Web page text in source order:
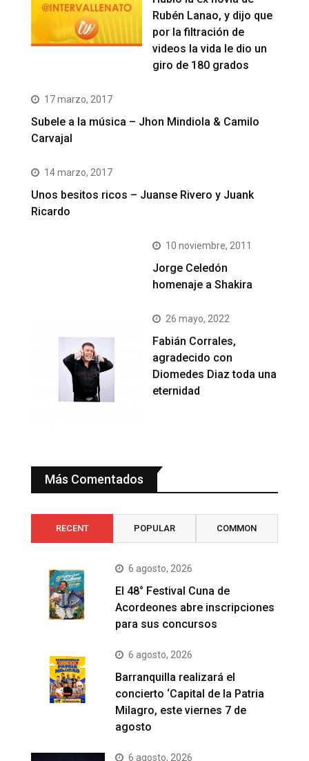
Rubén Lanao, y dijo que
por la filtración de
videos la vida le dio un
giro de 180 grados
17 marzo, 2017
Subele a la música – Jhon Mindiola & Camilo
Carvajal
14 marzo, 2017
Unos besitos ricos – Juanse Rivero y Juank
Ricardo
10 noviembre, 2011
Jorge Celedón
homenaje a Shakira
26 mayo, 2022
Fabián Corrales,
agradecido con
Diomedes Diaz toda una
eternidad
Más Comentados
RECENT POPULAR COMMON
6 agosto, 2026
El 48° Festival Cuna de
Acordeones abre inscripciones
para sus concursos
6 agosto, 2026
Barranquilla realizará el
concierto ‘Capital de la Patria
Milagro, este viernes 7 de
agosto
6 agosto, 2026